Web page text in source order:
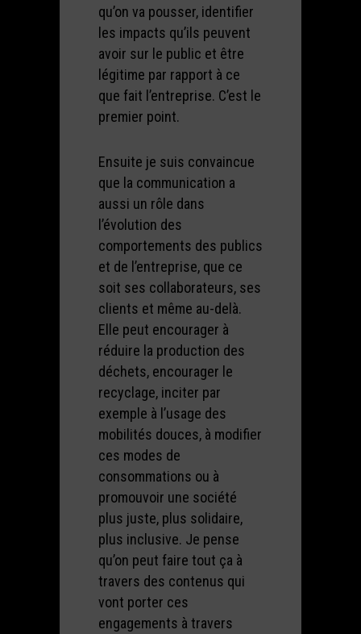
qu’on va pousser, identifier
les impacts qu’ils peuvent
avoir sur le public et être
légitime par rapport à ce
que fait l’entreprise. C’est le
premier point.
Ensuite je suis convaincue
que la communication a
aussi un rôle dans
l’évolution des
comportements des publics
et de l’entreprise, que ce
soit ses collaborateurs, ses
clients et même au-delà.
Elle peut encourager à
réduire la production des
déchets, encourager le
recyclage, inciter par
exemple à l’usage des
mobilités douces, à modifier
ces modes de
consommations ou à
promouvoir une société
plus juste, plus solidaire,
plus inclusive. Je pense
qu’on peut faire tout ça à
travers des contenus qui
vont porter ces
engagements à travers